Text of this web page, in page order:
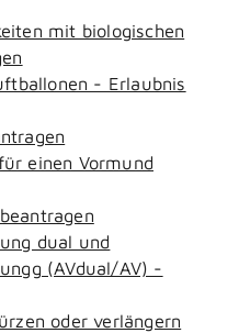
mit biologischen
- Erlaubnis
einen Vormund
dual und
(AVdual/AV) -
oder verlängern